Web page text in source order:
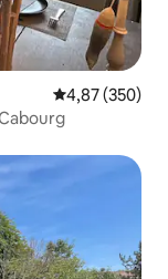
Classificação
4,87 (350)